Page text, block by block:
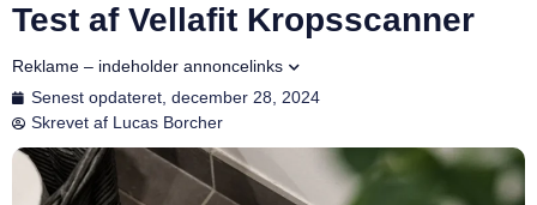
Test af Vellafit Kropsscanner
Senest opdateret, december 28, 2024
Skrevet af Lucas Borcher
Reklame – indeholder annoncelinks